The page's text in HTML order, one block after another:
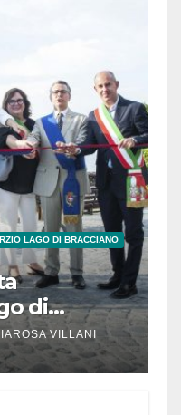
LAGO DI BRACCIANO
di
VILLANI